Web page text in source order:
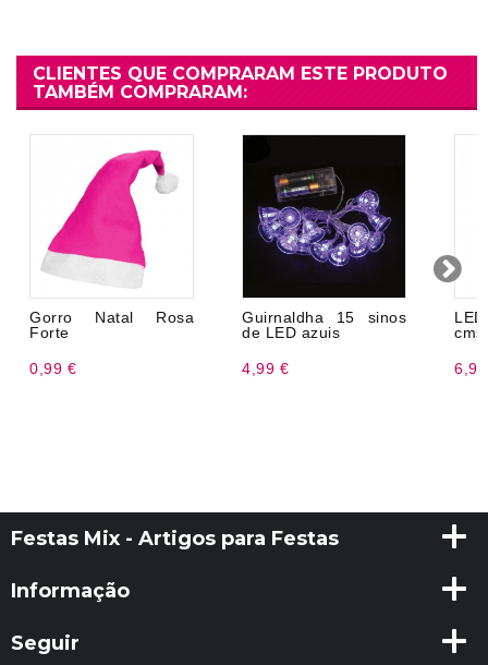
CLIENTES QUE COMPRARAM ESTE PRODUTO
TAMBÉM COMPRARAM:
Gorro Natal Rosa
Forte
0,99 €
Guirnaldha 15 sinos
de LED azuis
4,99 €
cms
Festas Mix - Artigos para Festas
Informação
Seguir